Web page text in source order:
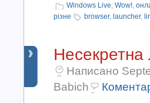
Windows Live, Wow!,
різне
browser, launcher,
Несекретна
Написано
Babich